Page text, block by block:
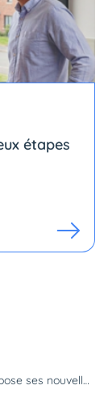
étapes
Fibre optique : l'Arcep pose ses nouvelles règles et s'attaque au raccordement final